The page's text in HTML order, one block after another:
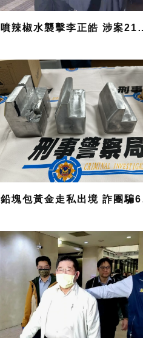
噴辣椒水襲擊李正皓 涉案21
鉛塊包黃金走私出境 詐團騙6